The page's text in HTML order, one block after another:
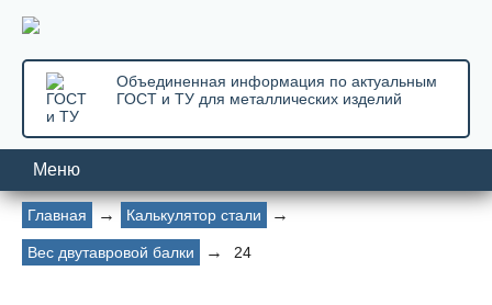
Объединенная информация по актуальным
ГОСТ и ТУ для металлических изделий
Меню
Главная Калькулятор стали
Вес двутавровой балки 24